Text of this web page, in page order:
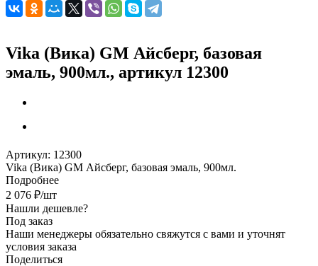
Vika (Вика) GM Айсберг, базовая
эмаль, 900мл., артикул 12300
Артикул: 12300
Vika (Вика) GM Айсберг, базовая эмаль, 900мл.
Подробнее
2 076 ₽/шт
Нашли дешевле?
Под заказ
Наши менеджеры обязательно свяжутся с вами и уточнят
условия заказа
Поделиться